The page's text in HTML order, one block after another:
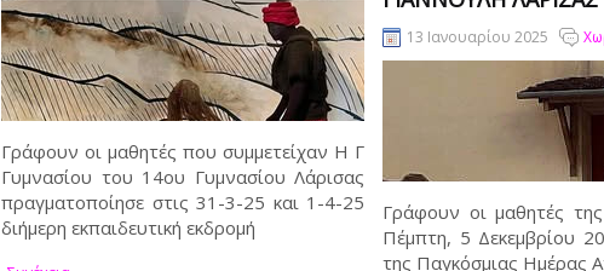
Γράφουν οι μαθητές που συμμετείχαν Η Γ
Γυμνασίου του 14ου Γυμνασίου Λάρισας
πραγματοποίησε στις 31-3-25 και 1-4-25
διήμερη εκπαιδευτική εκδρομή
13 Ιανουαρίου 2025
Γράφουν οι μαθητές
Πέμπτη, 5 Δεκεμβρίου
της Παγκόσμιας Ημέρας